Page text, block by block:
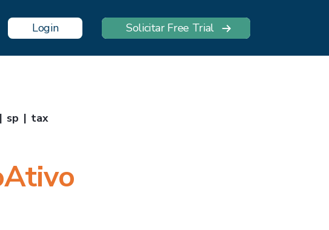
Login Solicitar Free Trial
sp tax